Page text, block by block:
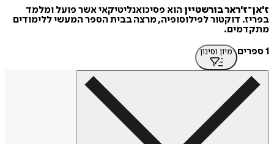
ז'אן־ז'ראר בורשטיין הוא פסיכואנליטיקאי אשר פועל ומלמד
בפריז. דוקטור לפילוסופיה, מרצה בבית הספר המעשי ללימודים
מתקדמים.
1 ספרים
מיון וסינון